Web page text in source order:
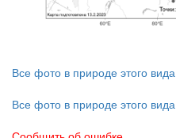
Все фото в природе этого вида
Все фото в природе этого вида